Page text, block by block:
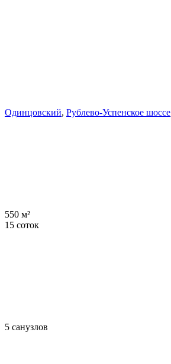
Одинцовский, Рублево-Успенское шоссе
550 м²
15 соток
5 санузлов